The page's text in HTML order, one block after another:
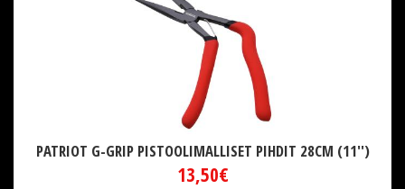
PATRIOT G-GRIP PISTOOLIMALLISET PIHDIT 28CM (11'')
13,50€